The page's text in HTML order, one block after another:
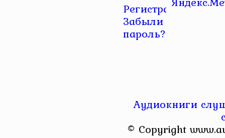
Регистрация |
Забыли
пароль?
Аудиокниги
© Copyright